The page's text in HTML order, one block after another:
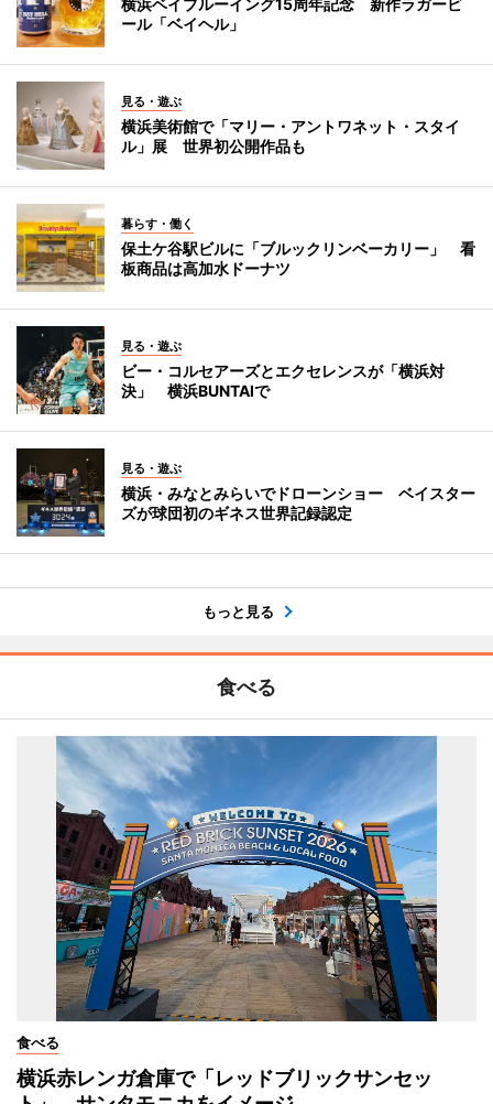
横浜ベイブルーイング15周年記念 新作ラガービ
ール「ベイヘル」
見る・遊ぶ
横浜美術館で「マリー・アントワネット・スタイ
ル」展 世界初公開作品も
暮らす・働く
保土ケ谷駅ビルに「ブルックリンベーカリー」 看
板商品は高加水ドーナツ
見る・遊ぶ
ビー・コルセアーズとエクセレンスが「横浜対
決」 横浜BUNTAIで
見る・遊ぶ
横浜・みなとみらいでドローンショー ベイスター
ズが球団初のギネス世界記録認定
もっと見る
食べる
食べる
横浜赤レンガ倉庫で「レッドブリックサンセッ